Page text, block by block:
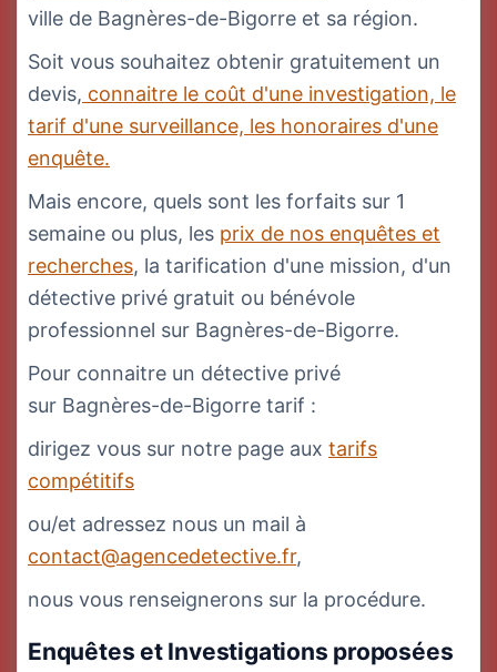
ville de Bagnères-de-Bigorre et sa région.
Soit vous souhaitez obtenir gratuitement un
devis, connaitre le coût d'une investigation, le
tarif d'une surveillance, les honoraires d'une
enquête.
Mais encore, quels sont les forfaits sur 1
semaine ou plus, les prix de nos enquêtes et
recherches, la tarification d'une mission, d'un
détective privé gratuit ou bénévole
professionnel sur Bagnères-de-Bigorre.
Pour connaitre un détective privé
sur Bagnères-de-Bigorre tarif :
dirigez vous sur notre page aux tarifs
compétitifs
ou/et adressez nous un mail à
contact@agencedetective.fr,
nous vous renseignerons sur la procédure.
Enquêtes et Investigations proposées